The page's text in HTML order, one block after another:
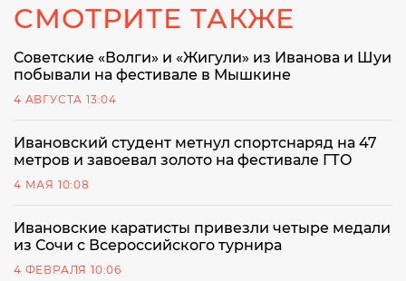
СМОТРИТЕ ТАКЖЕ
Советские «Волги» и «Жигули» из Иванова и Шуи
побывали на фестивале в Мышкине
4 АВГУСТА 13:04
Ивановский студент метнул спортснаряд на 47
метров и завоевал золото на фестивале ГТО
4 МАЯ 10:08
Ивановские каратисты привезли четыре медали
из Сочи с Всероссийского турнира
4 ФЕВРАЛЯ 10:06